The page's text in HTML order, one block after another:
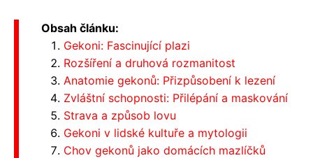
Obsah článku:
Gekoni: Fascinující plazi
Rozšíření a druhová rozmanitost
Anatomie gekonů: Přizpůsobení k lezení
Zvláštní schopnosti: Přilépání a maskování
Strava a způsob lovu
Gekoni v lidské kultuře a mytologii
Chov gekonů jako domácích mazlíčků